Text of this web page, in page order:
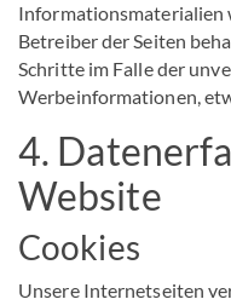
Informationsmaterialien
Betreiber der Seiten
Schritte im Falle der
Werbeinformationen,
4.
Website
Cookies
Unsere Internetseiten